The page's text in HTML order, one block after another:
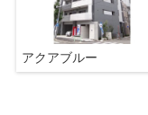
アクアブルー